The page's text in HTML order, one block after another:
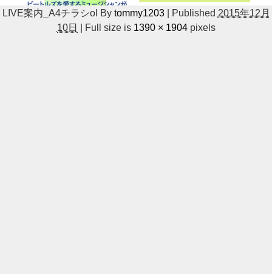
LIVE案内_A4チラシol By tommy1203 Published 2015年12月
10日
Full size is 1390 × 1904pixels